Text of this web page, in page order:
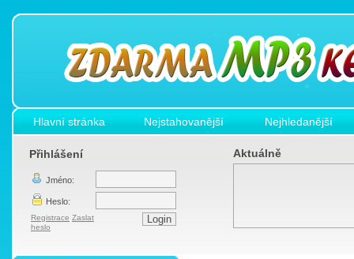
Hlavní stránka Nejstahovanější Nejhledanější
Přihlášení
Jméno:
Heslo:
Registrace Zaslat
heslo
Aktuálně